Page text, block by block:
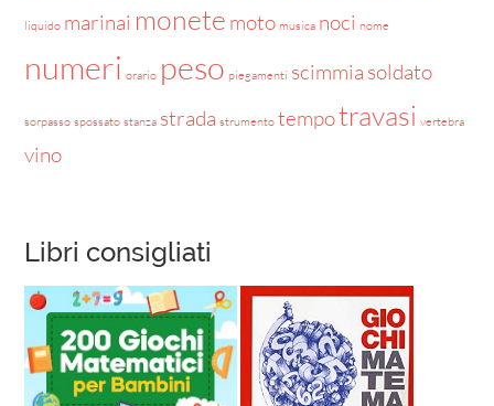
liquido marinai monete moto musica noci nome
numeri orario peso piegamenti scimmia soldato
sorpasso spossato stanza strada strumento tempotravasi vertebra
vino
Libri consigliati